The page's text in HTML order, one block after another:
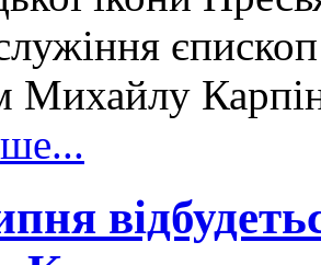
Михайлу